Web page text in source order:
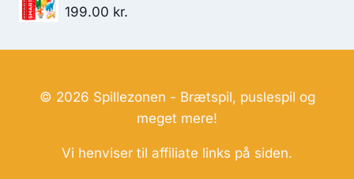
199.00 kr.
© 2026 Spillezonen - Brætspil, puslespil og
meget mere!
Vi henviser til affiliate links på siden.